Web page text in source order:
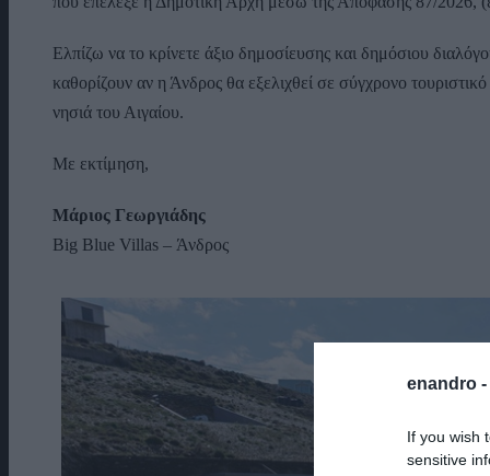
enandro -
If you wish
sensitive
Ελπίζω να το κρίνετε άξιο δημοσίευσης και δημόσιου
καθορίζουν αν η Άνδρος θα εξελιχθεί σε σύγχρονο
νησιά του Αιγαίου.
Με εκτίμηση,
Μάριος Γεωργιάδης
Big Blue Villas – Άνδρος